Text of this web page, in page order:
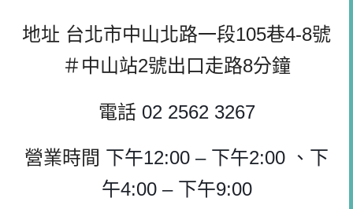
地址 台北市中山北路一段105巷4-8號
＃中山站2號出口走路8分鐘
電話 02 2562 3267
營業時間 下午12:00 – 下午2:00 、下
午4:00 – 下午9:00